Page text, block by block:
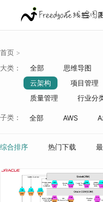

首页 >
大类： 全部 思维导图
云架构
项目管理
质量管理
行业分
子类： 全部 AWS
综合排序
热门下载